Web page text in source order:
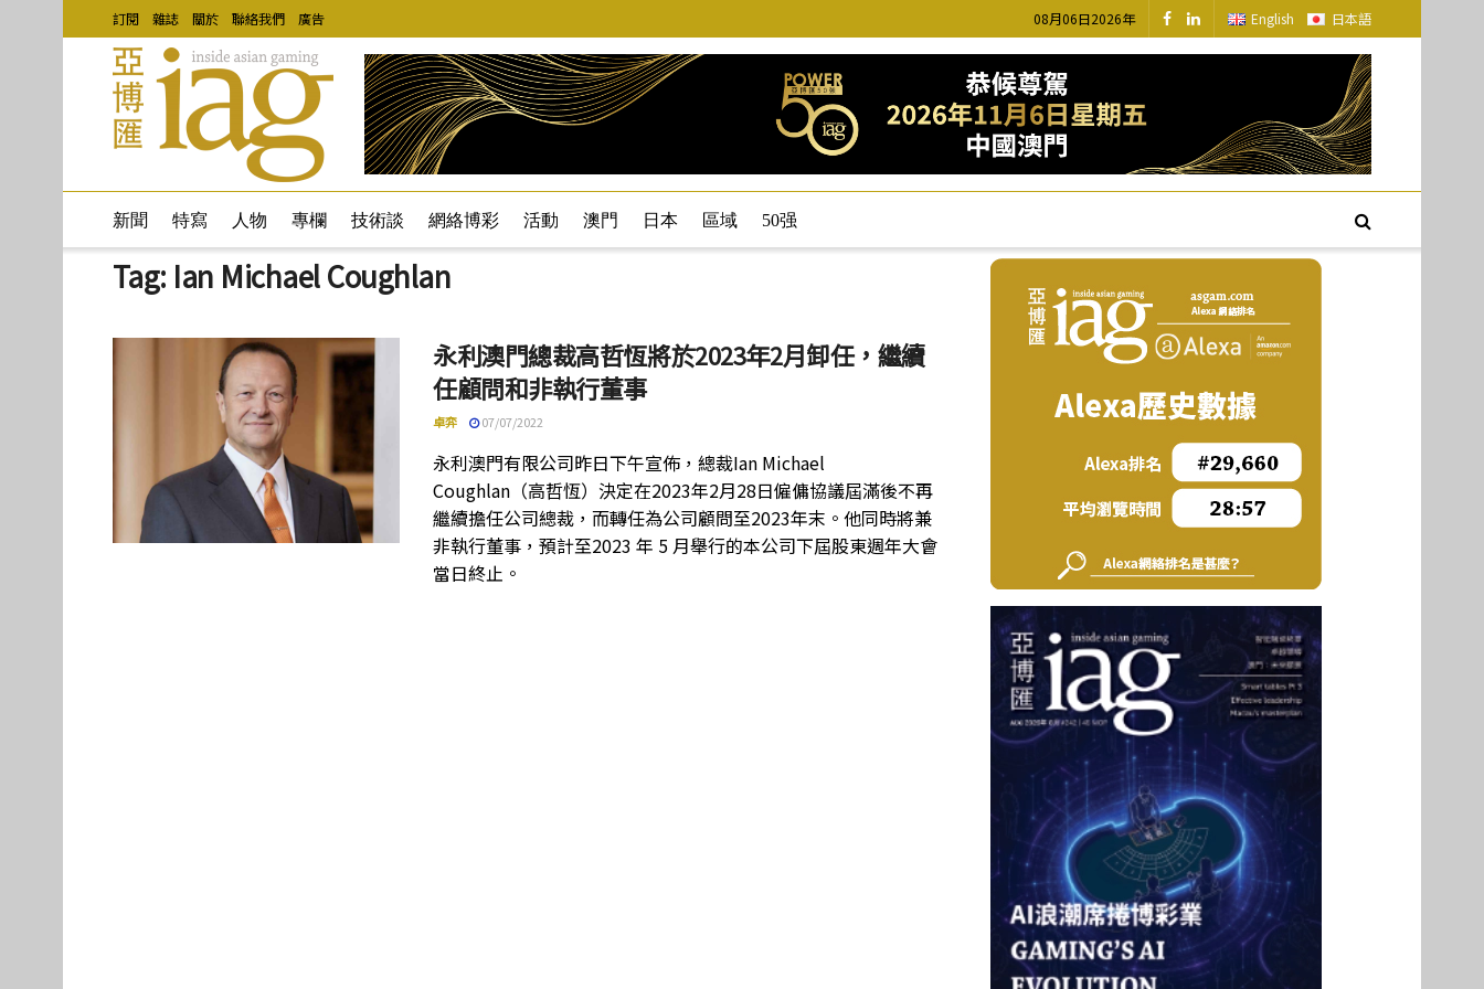
訂閱 雜誌 關於 聯絡我們 廣告 08月06日2026年 English 日本語
新聞 特寫 人物 專欄 技術談 網絡博彩 活動 澳門 日本 區域 50强
Tag: Ian Michael Coughlan
永利澳門總裁高哲恆將於2023年2月卸任，繼續
任顧問和非執行董事
卓弈 07/07/2022
永利澳門有限公司昨日下午宣佈，總裁Ian Michael
Coughlan（高哲恆）決定在2023年2月28日僱傭協議屆滿後不再
繼續擔任公司總裁，而轉任為公司顧問至2023年末。他同時將兼
非執行董事，預計至2023 年 5 月舉行的本公司下屆股東週年大會
當日終止。